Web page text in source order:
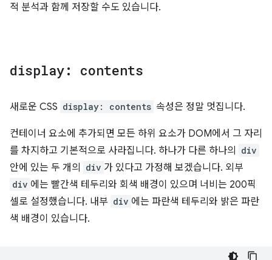
적 분석과 함께 저장할 수도 있습니다.
display: contents
새로운 CSS display: contents 속성은 정말 멋집니다.
컨테이너 요소에 추가되면 모든 하위 요소가 DOM에서 그 자리
를 차지하고 기본적으로 사라집니다. 하나가 다른 하나의
div
안에 있는 두 개의 div 가 있다고 가정해 보겠습니다. 외부
div 에는 빨간색 테두리와 회색 배경이 있으며 너비는 200픽
셀로 설정했습니다. 내부 div 에는 파란색 테두리와 밝은 파란
색 배경이 있습니다.